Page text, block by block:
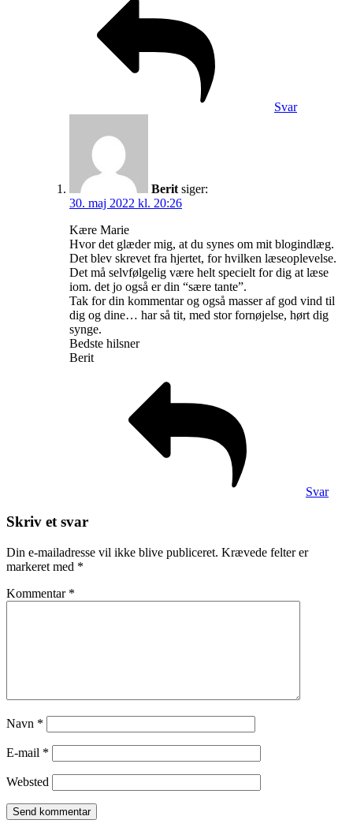
Svar
Berit siger:
30. maj 2022 kl. 20:26
Kære Marie
Hvor det glæder mig, at du synes om mit blogindlæg.
Det blev skrevet fra hjertet, for hvilken læseoplevelse.
Det må selvfølgelig være helt specielt for dig at læse
iom. det jo også er din “sære tante”.
Tak for din kommentar og også masser af god vind til
dig og dine… har så tit, med stor fornøjelse, hørt dig
synge.
Bedste hilsner
Berit
Svar
Skriv et svar
Din e-mailadresse vil ikke blive publiceret. Krævede felter er
markeret med *
Kommentar *
Navn *
E-mail *
Websted